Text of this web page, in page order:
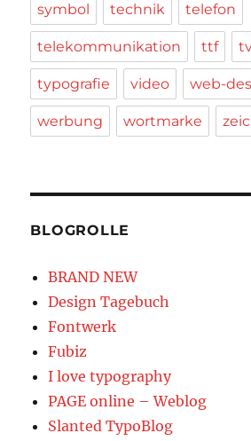
symbol technik telefon
telekommunikation ttf
typografie video web-
werbung wortmarke
BLOGROLLE
BRAND NEW
Design Tagebuch
Fontwerk
Fubiz
I love typography
PAGE online – Weblog
Slanted TypoBlog